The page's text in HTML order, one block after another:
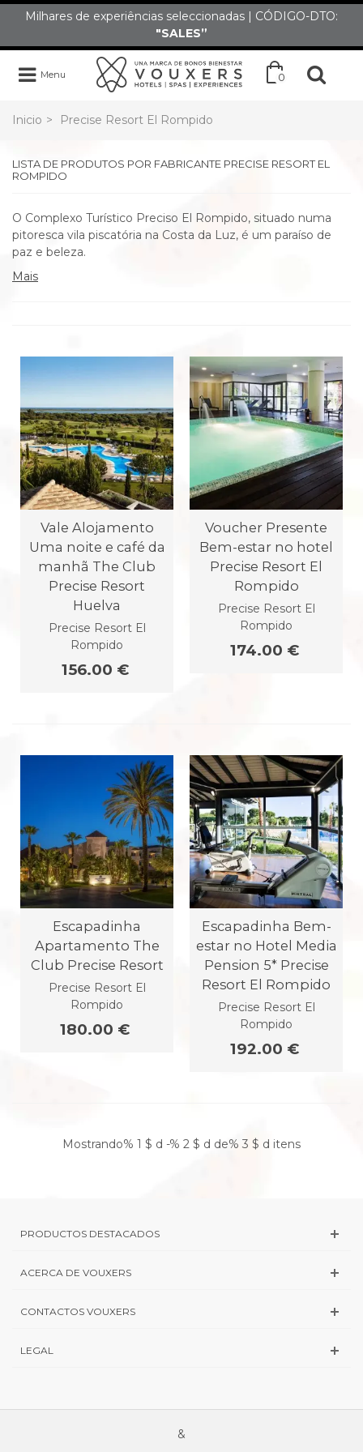
Milhares de experiências seleccionadas | CÓDIGO-DTO:
"SALES”
Menu 0
Inicio > Precise Resort El Rompido
LISTA DE PRODUTOS POR FABRICANTE PRECISE RESORT EL
ROMPIDO
O Complexo Turístico Preciso El Rompido, situado numa
pitoresca vila piscatória na Costa da Luz, é um paraíso de
paz e beleza.
Mais
Vale Alojamento
Uma noite e café da
manhã The Club
Precise Resort
Huelva
Precise Resort El
Rompido
156.00 €
Voucher Presente
Bem-estar no hotel
Precise Resort El
Rompido
Precise Resort El
Rompido
174.00 €
Escapadinha
Apartamento The
Club Precise Resort
Precise Resort El
Rompido
180.00 €
Escapadinha Bem-
estar no Hotel Media
Pension 5* Precise
Resort El Rompido
Precise Resort El
Rompido
192.00 €
Mostrando% 1 $ d -% 2 $ d de% 3 $ d itens
PRODUCTOS DESTACADOS
ACERCA DE VOUXERS
CONTACTOS VOUXERS
LEGAL
&